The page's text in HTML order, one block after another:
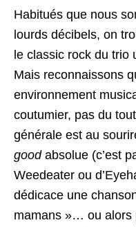
Habitués que nous
lourds décibels, on
le classic rock du
Mais reconnaissons
environnement
coutumier, pas du
générale est au
goodabsolue (c’est
Weedeater ou
dédicace une
mamans »… ou alors